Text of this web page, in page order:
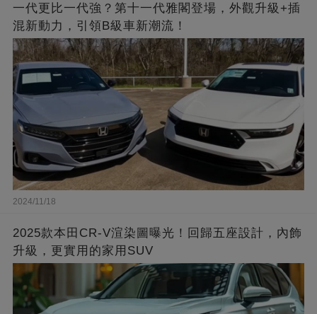
一代更比一代強？第十一代雅閣登場，外觀升級+插
混新動力，引領B級車新潮流！
2024/11/18
2025款本田CR-V渲染圖曝光！回歸五座設計，內飾
升級，更實用的家用SUV